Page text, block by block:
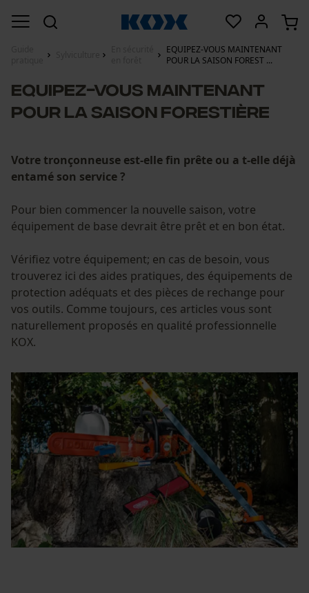
EQUIPEZ-VOUS MAINTENANT
POUR LA SAISON FOREST ...
EQUIPEZ-VOUS MAINTENANT
POUR LA SAISON FORESTIÈRE
Votre tronçonneuse est-elle fin prête ou a t-elle déjà
entamé son service ?
Pour bien commencer la nouvelle saison, votre
équipement de base devrait être prêt et en bon état.
Vérifiez votre équipement; en cas de besoin, vous
trouverez ici des aides pratiques, des équipements de
protection adéquats et des pièces de rechange pour
vos outils. Comme toujours, ces articles vous sont
naturellement proposés en qualité professionnelle
KOX.